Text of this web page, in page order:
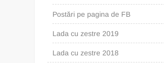
Postări pe pagina de FB
Lada cu zestre 2019
Lada cu zestre 2018